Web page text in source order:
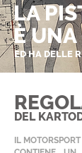
LA
È UNA
ED HA DELLE
DEL
IL